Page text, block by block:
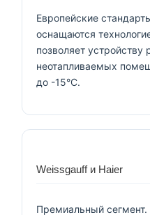
Европейские
оснащаются
позволяет устройству
неотапливаемых
до -15°C.
Weissgauff и Haier
Премиальный сегмент.